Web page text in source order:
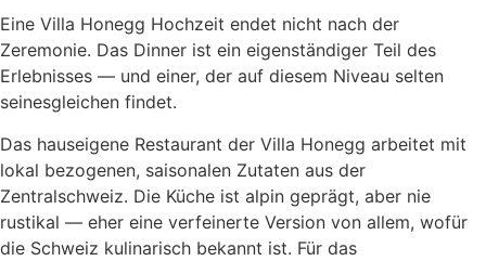
Eine Villa Honegg Hochzeit endet nicht nach der
Zeremonie. Das Dinner ist ein eigenständiger Teil des
Erlebnisses — und einer, der auf diesem Niveau selten
seinesgleichen findet.
Das hauseigene Restaurant der Villa Honegg arbeitet mit
lokal bezogenen, saisonalen Zutaten aus der
Zentralschweiz. Die Küche ist alpin geprägt, aber nie
rustikal — eher eine verfeinerte Version von allem, wofür
die Schweiz kulinarisch bekannt ist. Für das